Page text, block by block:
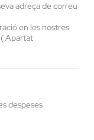
adreça de correu
en les nostres
Apartat
despeses